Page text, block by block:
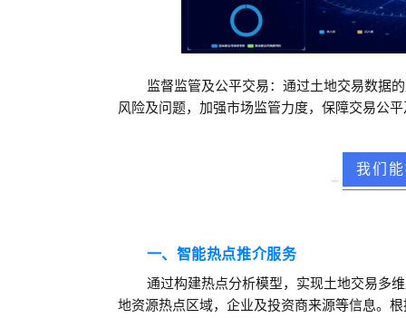
监督监管及公平交易：通过土地交易数据
风险及问题，加强市场监管力度，保障交易公
我们
一、智能热点推介服务
通过构建热点分析模型，实现土地交易多
地资源热点区域，企业及投资商来源等信息。 根